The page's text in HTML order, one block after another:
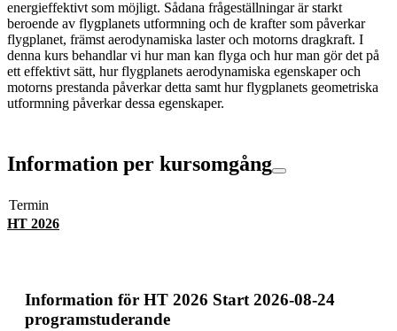
energieffektivt som möjligt. Sådana frågeställningar är starkt
beroende av flygplanets utformning och de krafter som påverkar
flygplanet, främst aerodynamiska laster och motorns dragkraft. I
denna kurs behandlar vi hur man kan flyga och hur man gör det på
ett effektivt sätt, hur flygplanets aerodynamiska egenskaper och
motorns prestanda påverkar detta samt hur flygplanets geometriska
utformning påverkar dessa egenskaper.
Information per kursomgång
Termin
HT 2026
Information för HT 2026 Start 2026-08-24
programstuderande